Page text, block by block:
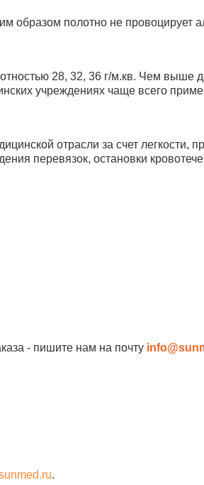
образом полотно не провоцирует
28, 32, 36 г/м.кв. Чем выше
учреждениях чаще всего
отрасли за счет легкости,
перевязок, остановки
- пишите нам на почту
.